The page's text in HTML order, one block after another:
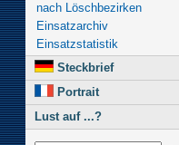
nach Löschbezirken
Einsatzarchiv
Einsatzstatistik
Steckbrief
Portrait
Lust auf ...?